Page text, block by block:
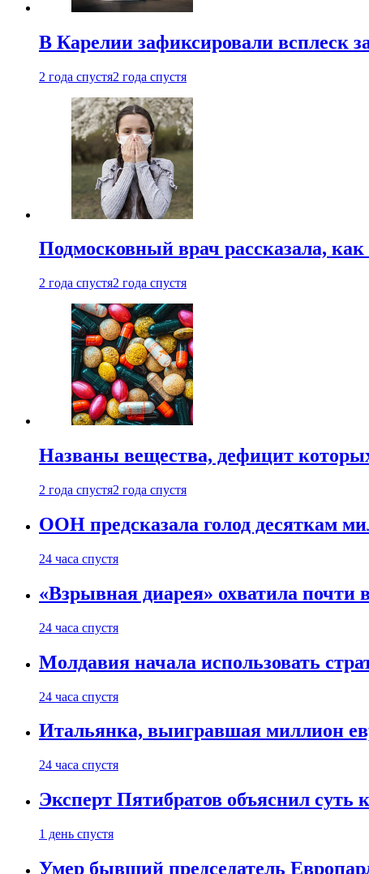
В Карелии зафиксировали всплеск
2 года спустя2 года спустя
Подмосковный врач рассказала, как
2 года спустя2 года спустя
Названы вещества, дефицит
2 года спустя2 года спустя
ООН предсказала голод десяткам
24 часа спустя
«Взрывная диарея» охватила
24 часа спустя
Молдавия начала использовать
24 часа спустя
Итальянка, выигравшая миллион
24 часа спустя
Эксперт Пятибратов объяснил
1 день спустя
Умер бывший председатель